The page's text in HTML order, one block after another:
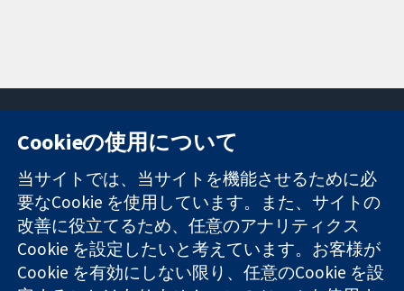
信頼できるエビ
デンスと
情報に基づく意
思決定により
健康のさらなる
11-13 Cavendish
Square
London
W1G 0AN
United Kingdom
お問い合わせ
ニュース
広報
コクランにつ
いて
採用
Cochrane
Cookieの使用について
当サイトでは、当サイトを機能させるために必
要なCookie を使用しています。また、サイトの
改善に役立てるため、任意のアナリティクス
Cookie を設定したいと考えています。お客様が
Cookie を有効にしない限り、任意のCookie を設